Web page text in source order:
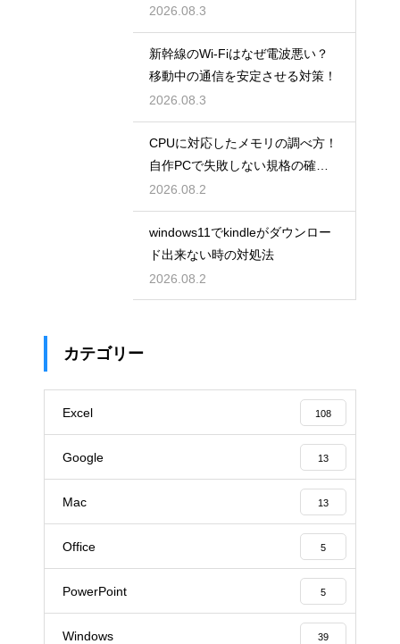
解説
2026.08.3
新幹線のWi-Fiはなぜ電波悪い？
移動中の通信を安定させる対策！
2026.08.3
CPUに対応したメモリの調べ方！
自作PCで失敗しない規格の確認
手順
2026.08.2
windows11でkindleがダウンロー
ド出来ない時の対処法
2026.08.2
カテゴリー
Excel 108
Google 13
Mac 13
Office 5
PowerPoint 5
Windows 39